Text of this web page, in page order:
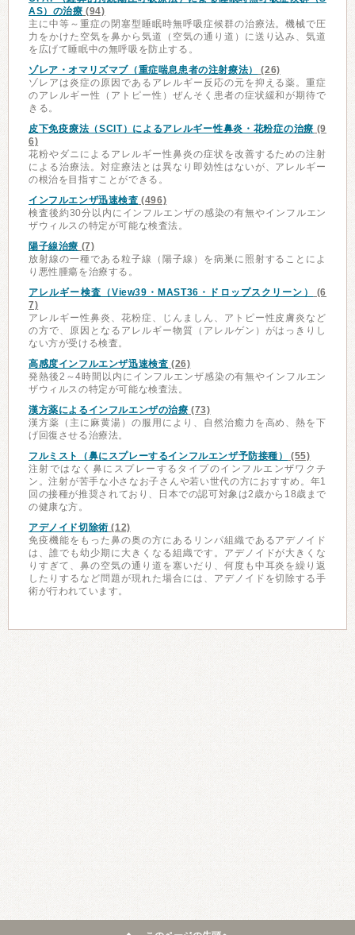
AS）の治療 (94)
主に中等～重症の閉塞型睡眠時無呼吸症候群の治療法。機械で圧
力をかけた空気を鼻から気道（空気の通り道）に送り込み、気道
を広げて睡眠中の無呼吸を防止する。
ゾレア・オマリズマブ（重症喘息患者の注射療法）
(26)
ゾレアは炎症の原因であるアレルギー反応の元を抑える薬。重症
のアレルギー性（アトピー性）ぜんそく患者の症状緩和が期待で
きる。
皮下免疫療法（SCIT）によるアレルギー性鼻炎・花粉症の治療 (9
6)
花粉やダニによるアレルギー性鼻炎の症状を改善するための注射
による治療法。対症療法とは異なり即効性はないが、アレルギー
の根治を目指すことができる。
インフルエンザ迅速検査 (496)
検査後約30分以内にインフルエンザの感染の有無やインフルエン
ザウィルスの特定が可能な検査法。
陽子線治療 (7)
放射線の一種である粒子線（陽子線）を病巣に照射することによ
り悪性腫瘍を治療する。
アレルギー検査（View39・MAST36・ドロップスクリーン）
(6
7)
アレルギー性鼻炎、花粉症、じんましん、アトピー性皮膚炎など
の方で、原因となるアレルギー物質（アレルゲン）がはっきりし
ない方が受ける検査。
高感度インフルエンザ迅速検査 (26)
発熱後2～4時間以内にインフルエンザ感染の有無やインフルエン
ザウィルスの特定が可能な検査法。
漢方薬によるインフルエンザの治療 (73)
漢方薬（主に麻黄湯）の服用により、自然治癒力を高め、熱を下
げ回復させる治療法。
フルミスト（鼻にスプレーするインフルエンザ予防接種）
(55)
注射ではなく鼻にスプレーするタイプのインフルエンザワクチ
ン。注射が苦手な小さなお子さんや若い世代の方におすすめ。年1
回の接種が推奨されており、日本での認可対象は2歳から18歳まで
の健康な方。
アデノイド切除術 (12)
免疫機能をもった鼻の奥の方にあるリンパ組織であるアデノイド
は、誰でも幼少期に大きくなる組織です。アデノイドが大きくな
りすぎて、鼻の空気の通り道を塞いだり、何度も中耳炎を繰り返
したりするなど問題が現れた場合には、アデノイドを切除する手
術が行われています。